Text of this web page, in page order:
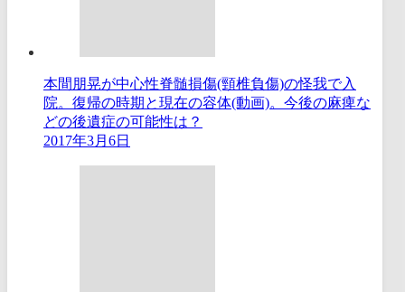
本間朋晃が中心性脊髄損傷(頸椎負傷)の怪我で入
院。復帰の時期と現在の容体(動画)。今後の麻痺な
どの後遺症の可能性は？
2017年3月6日